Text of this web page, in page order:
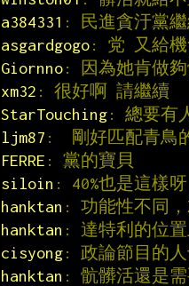
a384331 : 民進貪汙黨
asgardgogo: 党 又給機
Giornno: 因為她肯做
xm32 : 很好啊 請繼續
StarTouching: 總要有
ljm87 :  剛好匹配青鳥
FERRE : 黨的寶貝
siloin : 40%也是這樣
hanktan : 功能性不同
hanktan : 達特利的位置
cisyong: 政論節目的人
hanktan : 骯髒活還是需